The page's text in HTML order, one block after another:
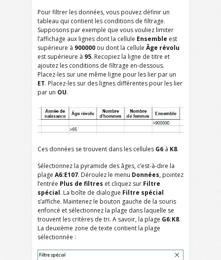
Pour filtrer les données, vous pouvez définir un
tableau qui contient les conditions de filtrage.
Supposons par exemple que vous vouliez limiter
l’affichage aux lignes dont la cellule Ensemble est
supérieure à 900000 ou dont la cellule Âge révolu
est supérieure à 95. Recopiez la ligne de titre et
ajoutez les conditions de filtrage en-dessous.
Placez-les sur une même ligne pour les lier par un
ET. Placez-les sur des lignes différentes pour les lier
par un OU.
Ces données se trouvent dans les cellules G6 à K8.
Sélectionnez la pyramide des âges, c’est-à-dire la
plage A6:E107. Déroulez le menu Données, pointez
l’entrée Plus de filtres et cliquez sur Filtre
spécial. La boîte de dialogue Filtre spécial
s’affiche. Maintenez le bouton gauche de la souris
enfoncé et sélectionnez la plage dans laquelle se
trouvent les critères de tri. A savoir, la plage G6:K8.
La deuxième zone de texte contient la plage
sélectionnée :